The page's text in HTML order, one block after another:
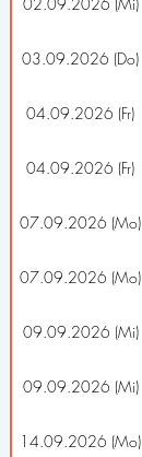
03.09.2026 (Do)
04.09.2026 (Fr)
04.09.2026 (Fr)
07.09.2026 (Mo)
07.09.2026 (Mo)
09.09.2026 (Mi)
09.09.2026 (Mi)
14.09.2026 (Mo)